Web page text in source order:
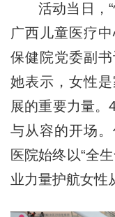
活动当日，“
广西儿童医疗
保健院党委副书
她表示，女性
展的重要力量。
与从容的开场
医院始终以“全
业力量护航女性